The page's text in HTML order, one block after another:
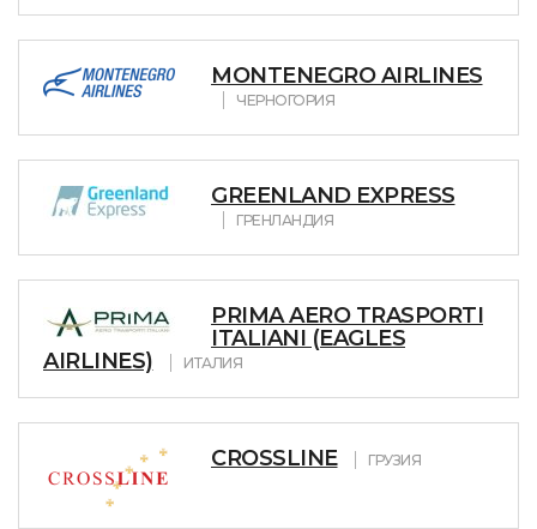
MONTENEGRO AIRLINES
ЧЕРНОГОРИЯ
GREENLAND EXPRESS
ГРЕНЛАНДИЯ
PRIMA AERO TRASPORTI
ITALIANI (EAGLES
AIRLINES)
ИТАЛИЯ
CROSSLINE ГРУЗИЯ